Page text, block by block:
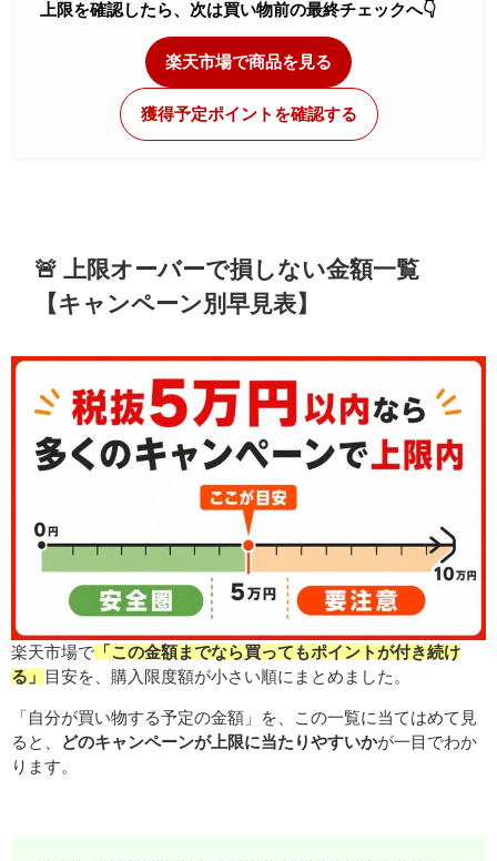
上限を確認したら、次は買い物前の最終チェックへ👇
楽天市場で商品を見る
獲得予定ポイントを確認する
🚨 上限オーバーで損しない金額一覧
【キャンペーン別早見表】
楽天市場で 「この金額までなら買ってもポイントが付き続け
る」
目安を、購入限度額が小さい順にまとめました。
「自分が買い物する予定の金額」を、この一覧に当てはめて見
ると、
どのキャンペーンが上限に当たりやすいかが一目でわか
ります。